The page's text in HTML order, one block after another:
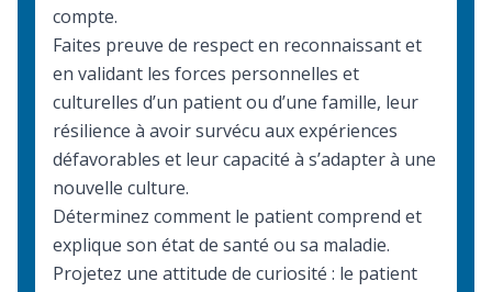
compte.
Faites preuve de respect en reconnaissant et
en validant les forces personnelles et
culturelles d’un patient ou d’une famille, leur
résilience à avoir survécu aux expériences
défavorables et leur capacité à s’adapter à une
nouvelle culture.
Déterminez comment le patient comprend et
explique son état de santé ou sa maladie.
Projetez une attitude de curiosité : le patient